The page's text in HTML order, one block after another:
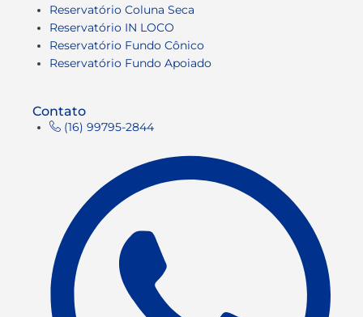
Reservatório Coluna Seca
Reservatório IN LOCO
Reservatório Fundo Cônico
Reservatório Fundo Apoiado
Contato
(16) 99795-2844